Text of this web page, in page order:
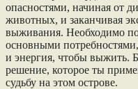
опасностями, начиная от
животных, и заканчивая
выживания. Необходимо
основными
и энергия, чтобы выжить.
решение, которое ты
судьбу на этом острове.